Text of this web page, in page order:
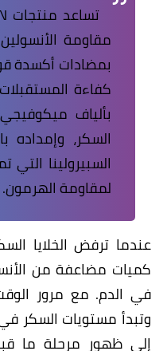
مقاومة
بمضادات أكسدة
كفاءة
بألياف
السكر، وإمداده
السبيرولينا التي
لمقاومة الهرمون.
​عندما ترفض الخلايا
كميات مضاعفة من
في الدم. مع مرور
وتبدأ مستويات السكر